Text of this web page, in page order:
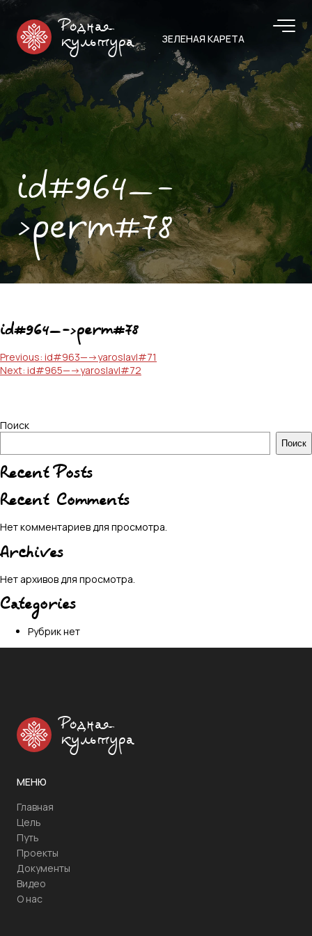
Родная
культура
ЗЕЛЕНАЯ КАРЕТА
id#964—-
>perm#78
id#964—->perm#78
Навигация
по
Previous: id#963—->yaroslavl#71
Next: id#965—->yaroslavl#72
Поиск
Поиск
Recent Posts
Recent Comments
Нет комментариев для просмотра.
Archives
Нет архивов для просмотра.
Categories
Рубрик нет
Родная
культура
МЕНЮ
Главная
Цель
Путь
Проекты
Документы
Видео
О нас